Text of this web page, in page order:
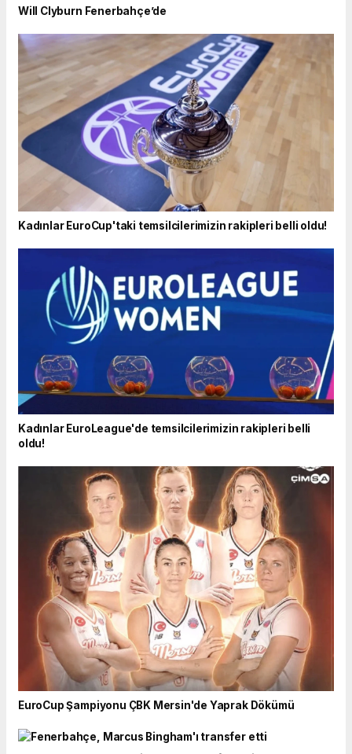
Will Clyburn Fenerbahçe’de
Kadınlar EuroCup'taki temsilcilerimizin rakipleri belli oldu!
Kadınlar EuroLeague'de temsilcilerimizin rakipleri belli
oldu!
EuroCup Şampiyonu ÇBK Mersin'de Yaprak Dökümü